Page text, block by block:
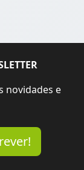
novidades e